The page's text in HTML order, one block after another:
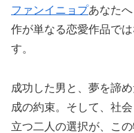
ファンイニョプあなた
作が単なる恋愛作品で
す。
成功した男と、夢を諦
成の約束。そして、社
立つ二人の選択が、この